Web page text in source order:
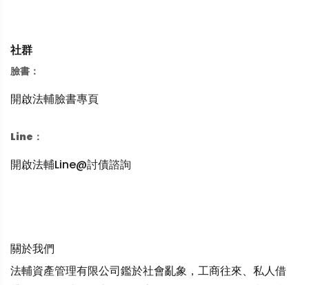
社群
臉書：
開啟法輔臉書專頁
Line：
開啟法輔Line@討債諮詢
關於我們
法輔資產管理有限公司鑑於社會亂象，工商往來、私人借